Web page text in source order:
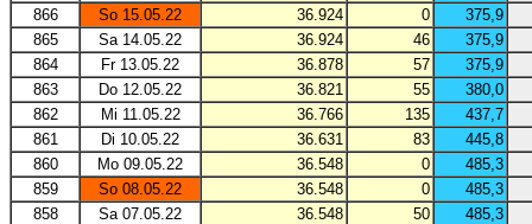
866
So 15.05.22 36.924 0
375,9
865
Sa 14.05.22 36.924 46
375,9
864
Fr 13.05.22 36.878 57
375,9
863
Do 12.05.22 36.821 55
380,0
862
Mi 11.05.22 36.766 135
437,7
861
Di 10.05.22 36.631 83
445,8
860
Mo 09.05.22 36.548 0
485,3
859
So 08.05.22 36.548 0
485,3
858
Sa 07.05.22 36.548 50
485,3